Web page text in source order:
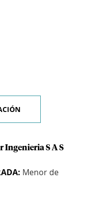
Ingenieria S A S
Menor de